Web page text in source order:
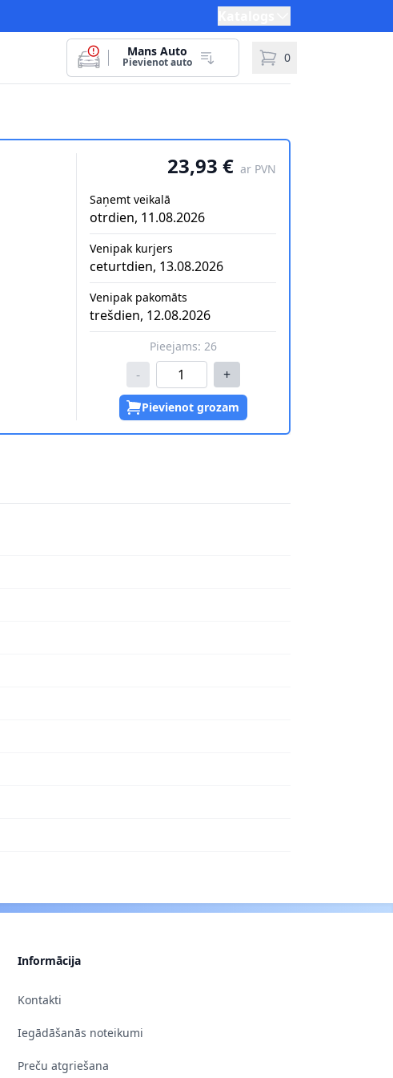
Mans Auto
Pievienot auto 0
23,93 € ar PVN
Saņemt veikalā
otrdien, 11.08.2026
Venipak kurjers
ceturtdien, 13.08.2026
Venipak pakomāts
trešdien, 12.08.2026
Pieejams: 26
- +
Pievienot grozam
Informācija
Kontakti
Iegādāšanās noteikumi
Preču atgriešana